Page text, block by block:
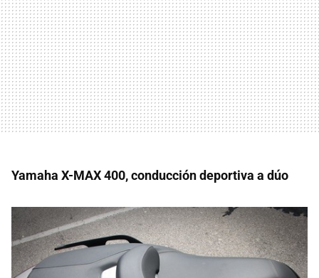
Yamaha X-MAX 400, conducción deportiva a dúo